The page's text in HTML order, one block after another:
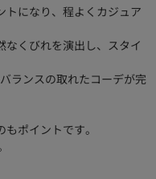
トになり、程よくカジュア
なくびれを演出し、スタイ
ランスの取れたコーデが完
ポイントです。